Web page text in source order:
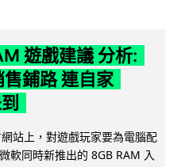
遊戲建議 分析:
鋪路 連自家
站上，對遊戲玩家要為電腦配
軟同時新推出的 8GB RAM 入